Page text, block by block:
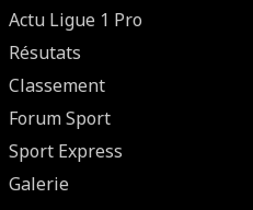
Actu Ligue 1 Pro
Résutats
Classement
Forum Sport
Sport Express
Galerie